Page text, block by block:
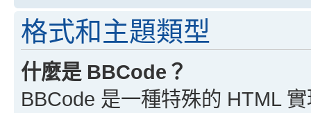
格式和主題類型
什麼是 BBCode？
BBCode 是一種特殊的 HTML